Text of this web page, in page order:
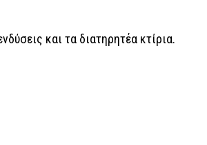
και τα διατηρητέα κτίρια.